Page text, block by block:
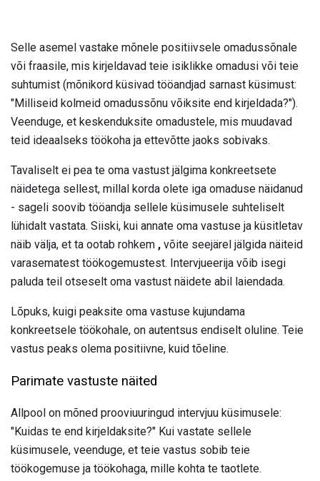
Selle asemel vastake mõnele positiivsele omadussõnale
või fraasile, mis kirjeldavad teie isiklikke omadusi või teie
suhtumist (mõnikord küsivad tööandjad sarnast küsimust:
"Milliseid kolmeid omadussõnu võiksite end kirjeldada?").
Veenduge, et keskenduksite omadustele, mis muudavad
teid ideaalseks töökoha ja ettevõtte jaoks sobivaks.
Tavaliselt ei pea te oma vastust jälgima konkreetsete
näidetega sellest, millal korda olete iga omaduse näidanud
- sageli soovib tööandja sellele küsimusele suhteliselt
lühidalt vastata. Siiski, kui annate oma vastuse ja küsitletav
näib välja, et ta ootab rohkem , võite seejärel jälgida näiteid
varasematest töökogemustest. Intervjueerija võib isegi
paluda teil otseselt oma vastust näidete abil laiendada.
Lõpuks, kuigi peaksite oma vastuse kujundama
konkreetsele töökohale, on autentsus endiselt oluline. Teie
vastus peaks olema positiivne, kuid tõeline.
Parimate vastuste näited
Allpool on mõned prooviuuringud intervjuu küsimusele:
"Kuidas te end kirjeldaksite?" Kui vastate sellele
küsimusele, veenduge, et teie vastus sobib teie
töökogemuse ja töökohaga, mille kohta te taotlete.